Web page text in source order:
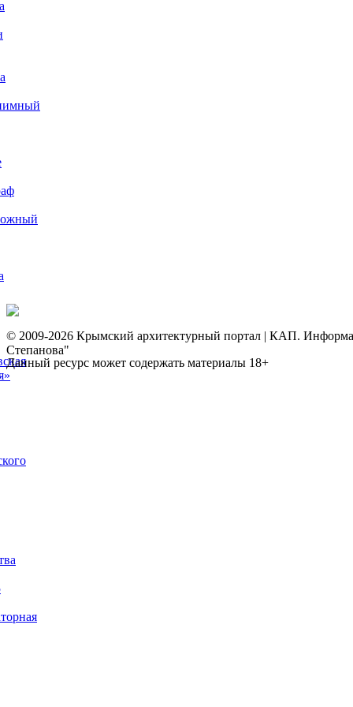
© 2009-2026 Крымский архитектурный портал | КАП.
Степанова"
Данный ресурс может содержать материалы 18+